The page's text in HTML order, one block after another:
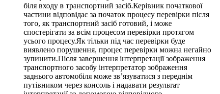
біля входу в транспортний засіб.Керівник початкової
частини відповідає за початок процесу перевірки після
того, як транспортний засіб готовий, і може
спостерігати за всім процесом перевірки протягом
усього процесу.Як тільки під час перевірки буде
виявлено порушення, процес перевірки можна негайно
зупинити.Після завершення інтерпретації зображення
транспортного засобу інтерпретатор зображення
заднього автомобіля може зв’язуватися з переднім
путівником через консоль і надавати результат